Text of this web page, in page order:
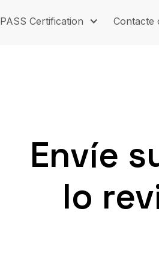
PASS Certification Contacte
Envíe
lo